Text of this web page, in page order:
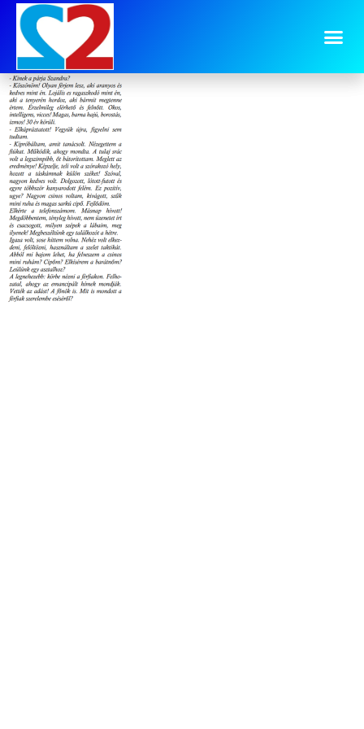
image-13